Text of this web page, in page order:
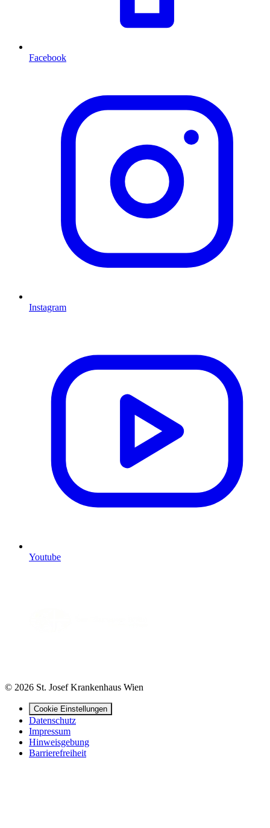
Facebook
Instagram
Youtube
© 2026 St. Josef Krankenhaus Wien
Cookie Einstellungen
Datenschutz
Impressum
Hinweisgebung
Barrierefreiheit